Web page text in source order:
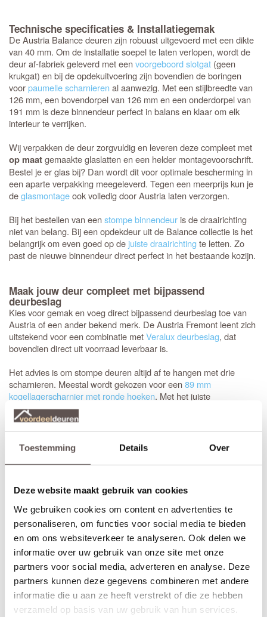
Toestemming Details Over
Deze website maakt gebruik van cookies
We gebruiken cookies om content en advertenties te
personaliseren, om functies voor social media te bieden
en om ons websiteverkeer te analyseren. Ook delen we
informatie over uw gebruik van onze site met onze
partners voor social media, adverteren en analyse. Deze
partners kunnen deze gegevens combineren met andere
informatie die u aan ze heeft verstrekt of die ze hebben
verzameld op basis van uw gebruik van hun services.
Technische specificaties & Installatiegemak
De Austria Balance deuren zijn robuust uitgevoerd met een dikte
van 40 mm. Om de installatie soepel te laten verlopen, wordt de
deur af-fabriek geleverd met eenvoorgeboord slotgat (geen
krukgat) en bij de opdekuitvoering zijn bovendien de boringen
voorpaumelle scharnieren al aanwezig. Met een stijlbreedte van
126 mm, een bovendorpel van 126 mm en een onderdorpel van
191 mm is deze binnendeur perfect in balans en klaar om elk
interieur te verrijken.
Wij verpakken de deur zorgvuldig en leveren deze compleet met
op maatgemaakte glaslatten en een helder montagevoorschrift.
Bestel je er glas bij? Dan wordt dit voor optimale bescherming in
een aparte verpakking meegeleverd. Tegen een meerprijs kun je
deglasmontageook volledig door Austria laten verzorgen.
Bij het bestellen van eenstompe binnendeur is de draairichting
niet van belang. Bij een opdekdeur uit de Balance collectie is het
belangrijk om even goed op de juiste draairichtingte letten. Zo
past de nieuwe binnendeur direct perfect in het bestaande kozijn.
Maak jouw deur compleet met bijpassend
deurbeslag
Kies voor gemak en voeg direct bijpassend deurbeslag toe van
Austria of een ander bekend merk. De Austria Fremont leent zich
uitstekend voor een combinatie metVeralux deurbeslag, dat
bovendien direct uit voorraad leverbaar is.
Het advies is om stompe deuren altijd af te hangen met drie
scharnieren. Meestal wordt gekozen voor een89 mm
kogellagerscharnier met ronde hoeken. Met het juiste
gereedschap, zoals een freesmal, worden deze uitsparingen snel
en vakkundig ingefreesd voor een strak resultaat.
Het is aan te raden om te kiezen voor een
tochtvaldorpeltussen
de hal en de woonkamer, zeker als de voordeur niet volledig
tochtvrij sluit. Voor slaapkamers is een valdorpel handig om geluid
gesloten deur vermindert; dit is de afweging bij de keuze voor een
tochtvaldorpel.
Inkorten of op maat bestellen?
Sluiten de standaardmaten net niet aan? Geen probleem.
Stompe Austria Balance deuren zijn aan alle vier de zijden tot 10
mm in te korten. Bij eenopdekdeuris inkorten vanwege de
opdekranden alleen mogelijk aan de onderzijde.
Voor een zorgeloze installatie is het aan te raden gebruik te